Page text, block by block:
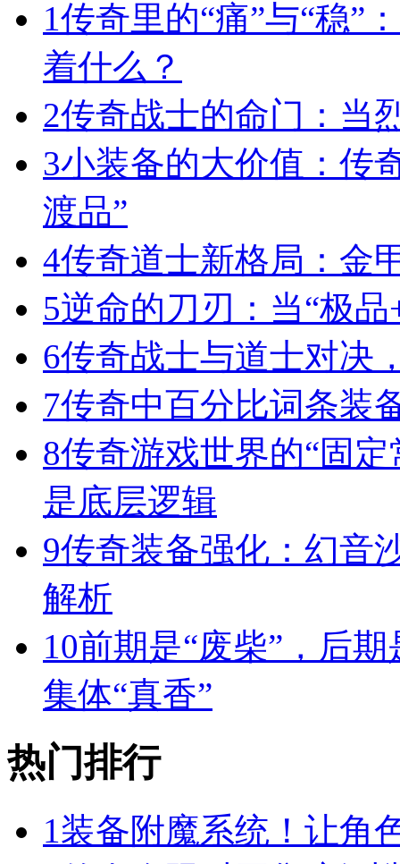
1传奇里的“痛”与“稳”
着什么？
2传奇战士的命门：当
3小装备的大价值：传
渡品”
4传奇道士新格局：金
5逆命的刀刃：当“极
6传奇战士与道士对决
7传奇中百分比词条装
8传奇游戏世界的“固
是底层逻辑
9传奇装备强化：幻音
解析
10前期是“废柴”，后
集体“真香”
热门排行
1 装备附魔系统！让角